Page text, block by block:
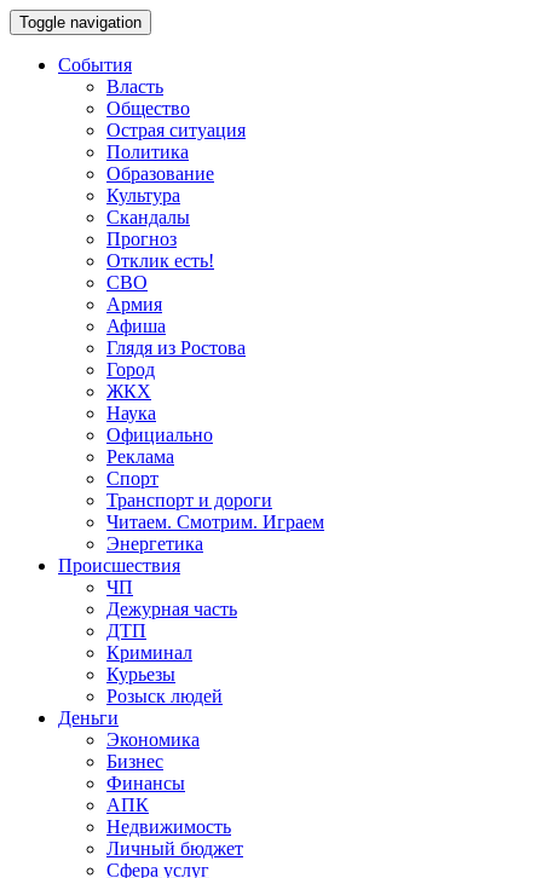
Toggle navigation
События
Власть
Общество
Острая ситуация
Политика
Образование
Культура
Скандалы
Прогноз
Отклик есть!
СВО
Армия
Афиша
Глядя из Ростова
Город
ЖКХ
Наука
Официально
Реклама
Спорт
Транспорт и дороги
Читаем. Смотрим. Играем
Энергетика
Происшествия
ЧП
Дежурная часть
ДТП
Криминал
Курьезы
Розыск людей
Деньги
Экономика
Бизнес
Финансы
АПК
Недвижимость
Личный бюджет
Сфера услуг